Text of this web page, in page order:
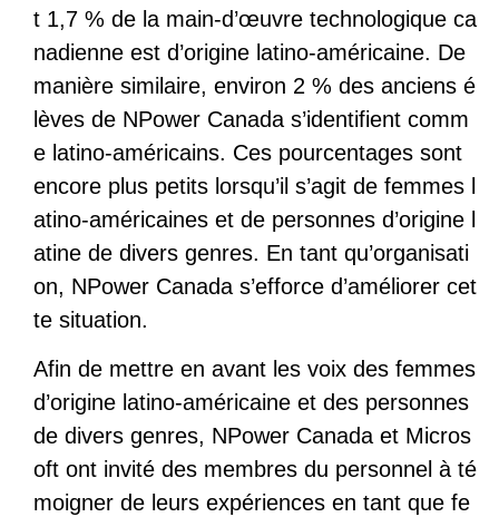
t 1,7 % de la main-d’œuvre technologique ca
nadienne est d’origine latino-américaine. De
manière similaire, environ 2 % des anciens é
lèves de NPower Canada s’identifient comm
e latino-américains. Ces pourcentages sont
encore plus petits lorsqu’il s’agit de femmes l
atino-américaines et de personnes d’origine l
atine de divers genres. En tant qu’organisati
on, NPower Canada s’efforce d’améliorer cet
te situation.
Afin de mettre en avant les voix des femmes
d’origine latino-américaine et des personnes
de divers genres, NPower Canada et Micros
oft ont invité des membres du personnel à té
moigner de leurs expériences en tant que fe